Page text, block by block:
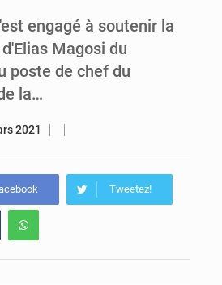
Le Congo se dote d’un programme national pour valoriser les produits forestiers non ligneux
engagé à soutenir la
Magosi du
poste de chef du
la…
2021
Tweetez!